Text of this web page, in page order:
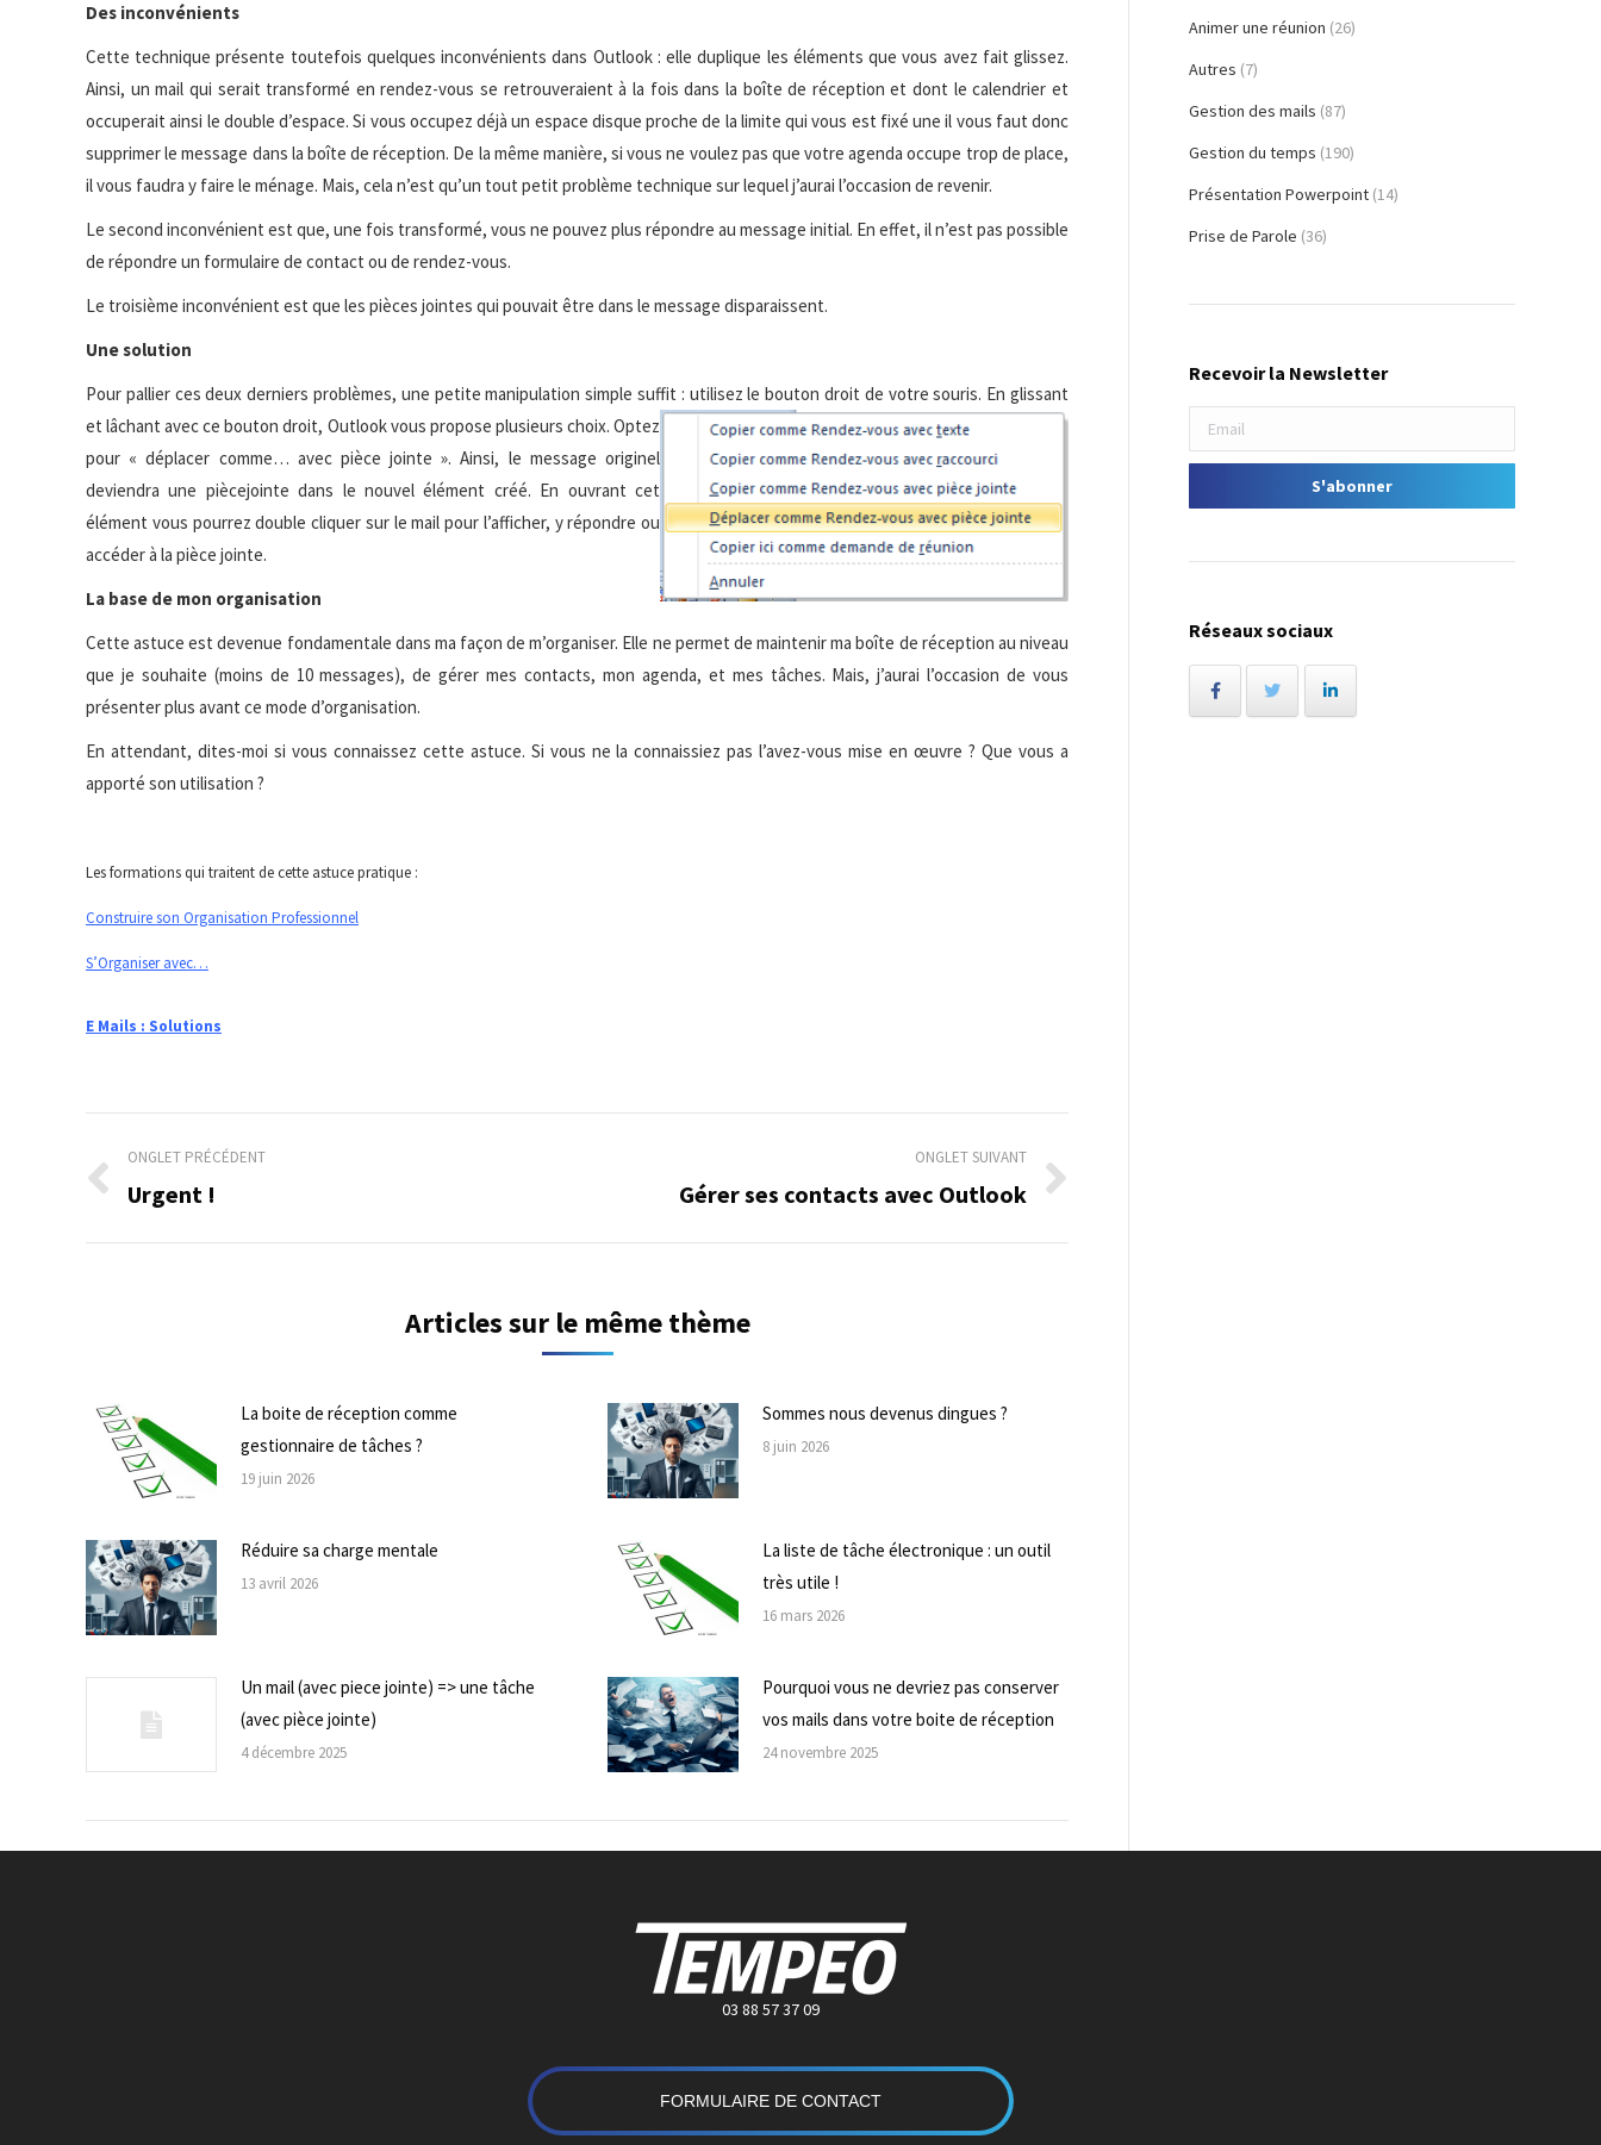
Des inconvénients
Cette technique présente toutefois quelques inconvénients dans Outlook : elle duplique les éléments que vous avez fait glissez.
Ainsi, un mail qui serait transformé en rendez-vous se retrouveraient à la fois dans la boîte de réception et dont le calendrier et
occuperait ainsi le double d’espace. Si vous occupez déjà un espace disque proche de la limite qui vous est fixé une il vous faut donc
supprimer le message dans la boîte de réception. De la même manière, si vous ne voulez pas que votre agenda occupe trop de place,
il vous faudra y faire le ménage. Mais, cela n’est qu’un tout petit problème technique sur lequel j’aurai l’occasion de revenir.
Le second inconvénient est que, une fois transformé, vous ne pouvez plus répondre au message initial. En effet, il n’est pas possible
de répondre un formulaire de contact ou de rendez-vous.
Le troisième inconvénient est que les pièces jointes qui pouvait être dans le message disparaissent.
Une solution
Pour pallier ces deux derniers problèmes, une petite manipulation simple suffit : utilisez le bouton droit de votre souris. En glissant
et lâchant avec cebouton droit, Outlook vous propose plusieurs choix. Optez
pour « déplacer comme… avec pièce jointe ». Ainsi, le message originel
deviendra une piècejointe dans le nouvel élément créé. En ouvrant cet
élément vous pourrez double cliquer sur le mail pour l’afficher, y répondre ou
accéder à la pièce jointe.
La base de mon organisation
Cette astuce est devenue fondamentale dans ma façon de m’organiser. Elle ne permet de maintenir ma boîte de réception au niveau
que je souhaite (moins de 10 messages), de gérer mes contacts, mon agenda, et mes tâches. Mais, j’aurai l’occasion de vous
présenter plus avant ce mode d’organisation.
En attendant, dites-moi si vous connaissez cette astuce. Si vous ne la connaissiez pas l’avez-vous mise en œuvre ? Que vous a
apporté son utilisation ?
Les formations qui traitent de cette astuce pratique :
Construire son Organisation Professionnel
S’Organiser avec…
E Mails : Solutions
Navigation
de
commentaire
ONGLET PRÉCÉDENT
Onglet
Urgent !
ONGLET SUIVANT
Gérer ses contacts avec Outlook
Articles sur le même thème
La boite de réception comme
gestionnaire de tâches ?
19 juin 2026
Sommes nous devenus dingues ?
8 juin 2026
Réduire sa charge mentale
13 avril 2026
La liste de tâche électronique : un outil
très utile !
16 mars 2026
Un mail (avec piece jointe) => une tâche
(avec pièce jointe)
4 décembre 2025
Pourquoi vous ne devriez pas conserver
vos mails dans votre boite de réception
24 novembre 2025
Animer une réunion (26)
Autres (7)
Gestion des mails (87)
Gestion du temps (190)
Présentation Powerpoint (14)
Prise de Parole (36)
Recevoir la Newsletter
Réseaux sociaux
03 88 57 37 09
FORMULAIRE DE CONTACT